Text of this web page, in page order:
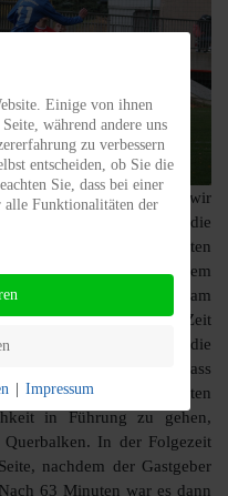
zwei Wechslern reisten wir
Auswärtsspiel gegen die
gespielten Minuten hatten
Fischer spielte mit einem
Abschluss landete nur am
oder weniger die ganze Zeit
bemüht, wir aber noch die
Endkonsequenz war, dass
nach Wiederanpfiff hatten
in Führung zu gehen,
In der Folgezeit
nachdem der Gastgeber
63 Minuten war es dann
Einige von ihnen
während andere uns
zu verbessern
entscheiden, ob Sie die
Sie, dass bei einer
Funktionalitäten der
Impressum